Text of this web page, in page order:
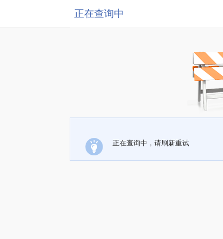
正在查询中
正在查询中，请刷新重试